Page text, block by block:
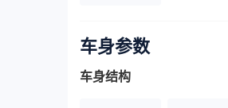
车身参数
车身结构